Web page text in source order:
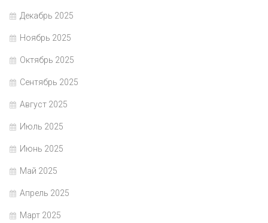
Декабрь 2025
Ноябрь 2025
Октябрь 2025
Сентябрь 2025
Август 2025
Июль 2025
Июнь 2025
Май 2025
Апрель 2025
Март 2025